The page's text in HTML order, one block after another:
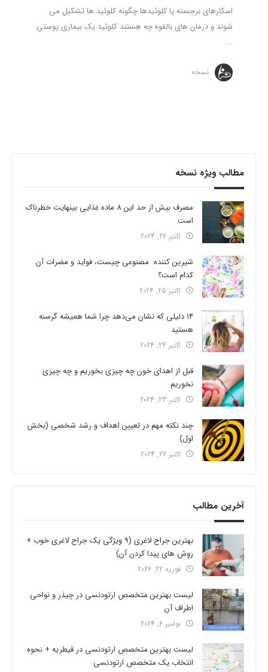
اسکارهای برجسته یا کلوئیدها چگونه کلوئید ها تشکیل می
شوند و درمان های بالقوه چه هستند کلوئید یک بیماری پوستی
...
نسخه
مطالب ویژه نسخه
مصرف بیش از حد این 8 ماده غذایی بینهایت خطرناک
است
اکتبر 26, 2024
شیرین کننده مصنوعی چیست، فواید و مضرات آن
کدام است؟
اکتبر 25, 2024
14 دلیلی که نشان می‌دهد چرا شما همیشه گرسنه
هستید
اکتبر 24, 2024
قبل از اهدای خون چه چیزی بخوریم و چه چیزی
نخوریم
اکتبر 23, 2024
چند نکته مهم در تعیین اهداف و رشد شخصی (بخش
اول)
اکتبر 22, 2024
آخرین مطالب
بهترین جراح لاغری (9 ویژگی یک جراح لاغری خوب +
روش های پیدا کردن آن)
فوریه 22, 2026
لیست بهترین متخصص ارتودنسی در چیذر و نواحی
اطراف آن
نوامبر 6, 2024
لیست بهترین متخصص ارتودنسی در قیطریه + نحوه
انتخاب یک متخصص ارتودنسی